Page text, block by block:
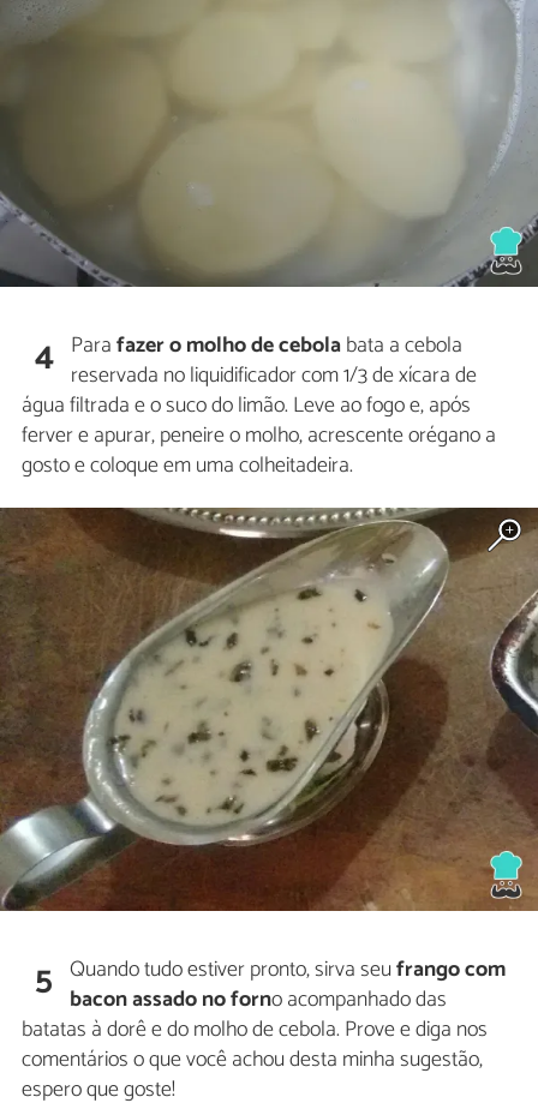
4 Parafazer o molho de cebolabata a cebola
reservada no liquidificador com 1/3 de xícara de
água filtrada e o suco do limão. Leve ao fogo e, após
ferver e apurar, peneire o molho, acrescente orégano a
gosto e coloque em uma colheitadeira.
5 Quando tudo estiver pronto, sirva seufrango com
bacon assado no forno acompanhado das
batatas à dorê e do molho de cebola. Prove e diga nos
comentários o que você achou desta minha sugestão,
espero que goste!